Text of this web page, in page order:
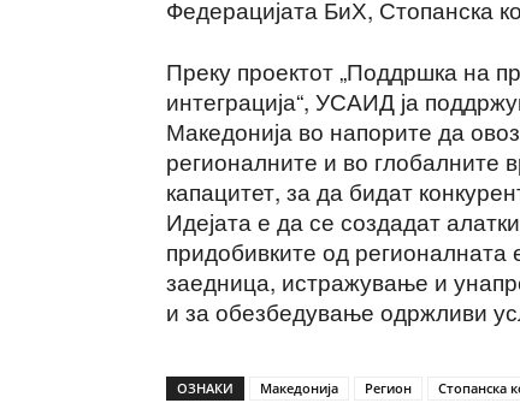
Федерацијата БиХ, Стопанска
Преку проектот „Поддршка на
интеграција“, УСАИД ја
Македонија во напорите да
регионалните и во глобалните
капацитет, за да бидат
Идејата е да се создадат
придобивките од регионалната
заедница, истражување и
и за обезбедување одржливи
ОЗНАКИ Македонија Регион Стопанска